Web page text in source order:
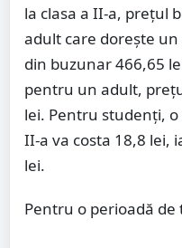
la clasa a II-a, prețul
adult care dorește
din buzunar 466,65
pentru un adult,
lei. Pentru studenți,
II-a va costa 18,8 lei,
lei.
Pentru o perioadă